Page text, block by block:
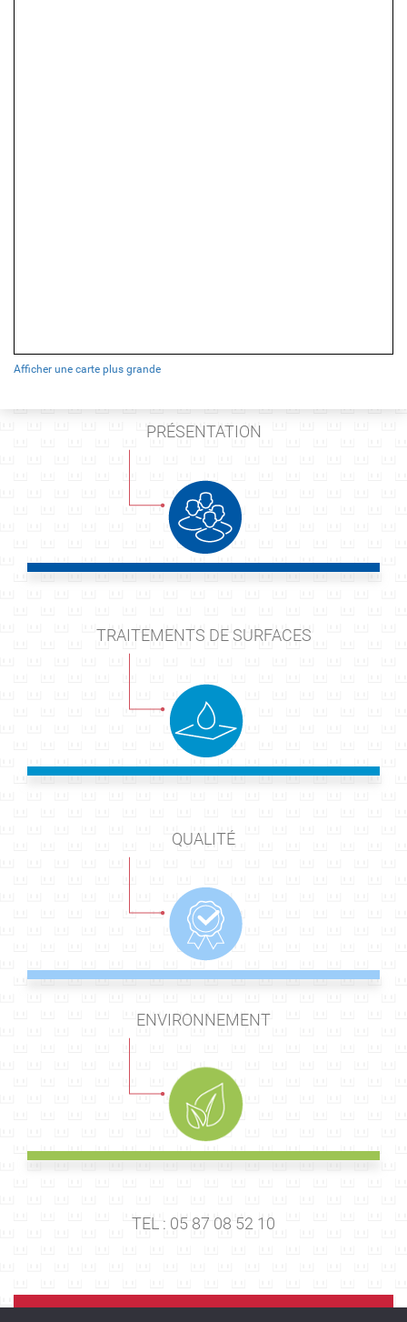
Afficher une carte plus grande
PRÉSENTATION
TRAITEMENTS DE SURFACES
QUALITÉ
ENVIRONNEMENT
TEL : 05 87 08 52 10
E-MAIL :rts@tegma.fr